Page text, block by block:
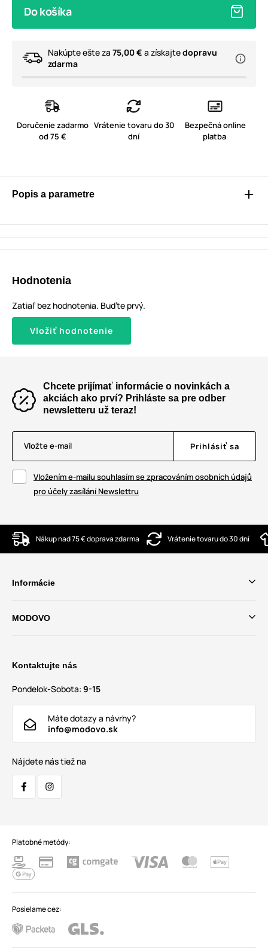
Do košíka
Nakúpte ešte za 75,00 € a získajtedopravu
zdarma
Doručenie zadarmo
od 75 €
Vrátenie tovaru do 30
dní
Bezpečná online
platba
Popis a parametre
Hodnotenia
Zatiaľ bez hodnotenia. Buďte prvý.
Vložiť hodnotenie
Chcete prijímať informácie o novinkách a
akciách ako prví? Prihláste sa pre odber
newsletteru už teraz!
Vložte e-mail Prihlásiť sa
Vložením e-mailu souhlasím se zpracováním osobních údajů
pro účely zasílání Newslettru
Nákup nad 75 € doprava zdarma Vrátenie tovaru do 30 dní
Informácie
MODOVO
Kontaktujte nás
Pondelok-Sobota: 9-15
Máte dotazy a návrhy?
info@modovo.sk
Nájdete nás tiež na
Platobné metódy:
Posielame cez: